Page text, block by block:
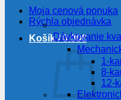
Moja cenová ponuka
Rýchla objednávka
Košík /0.00€
Dávkovanie
1-
8-
12-